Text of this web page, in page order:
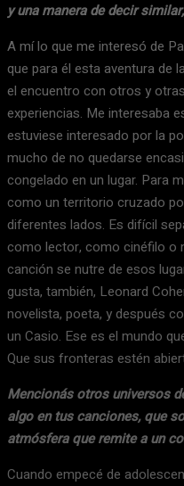
y una manera de decir
A mí lo que me interesó de
que para él esta aventura de
el encuentro con otros y
experiencias. Me interesaba
estuviese interesado por la
mucho de no quedarse
congelado en un lugar. Para
como un territorio cruzado
diferentes lados. Es difícil
como lector, como cinéfilo o
canción se nutre de esos
gusta, también, Leonard
novelista, poeta, y después
un Casio. Ese es el mundo
Que sus fronteras estén
Mencionás otros universos
algo en tus canciones, que
atmósfera que remite a un
Cuando empecé de